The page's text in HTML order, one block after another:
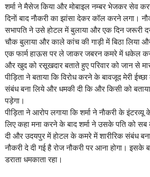
शर्मा ने मैसेज किया और मोबाइल नम्बर भेजकर सेव
दिनाें बाद नाैकरी का झांसा देकर कॉल करने लगा।
सभापति ने उसे होटल में बुलाया और एक दिन जरूरी
चौक बुलाया और काले कांच की गाड़ी में बिठा लिया
एक फार्म हाऊस पर ले जाकर जबरन कमरे में धकेल
और खुद को रसूखदार बताते हुए परिवार को जान से
पीड़िता ने बताया कि विरोध करने के बावजूद मेरी ईच्छा
संबंध बना लिये और धमकी दी कि और किसी को
पड़ेगा।
पीड़िता ने आरोप लगाया कि शर्मा ने नाैकरी के
लिए कहा मना करने के बाद शर्मा ने उसके पति को
दी और उदयपुर में हाेटल के कमरे में शारीरिक संबंध
नौकरी दे दी गई है रोज नौकरी पर आना होगा। इसके
डराता धमकाता रहा।